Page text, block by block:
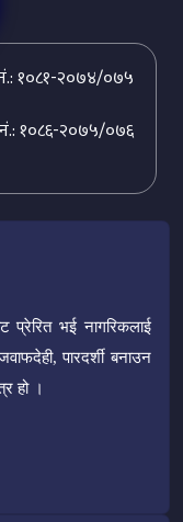
१०८१-२०७४/०७५
नं.: १०८६-२०७५/०७६
प्रेरित भई नागरिकलाई
पारदर्शी बनाउन
हो ।